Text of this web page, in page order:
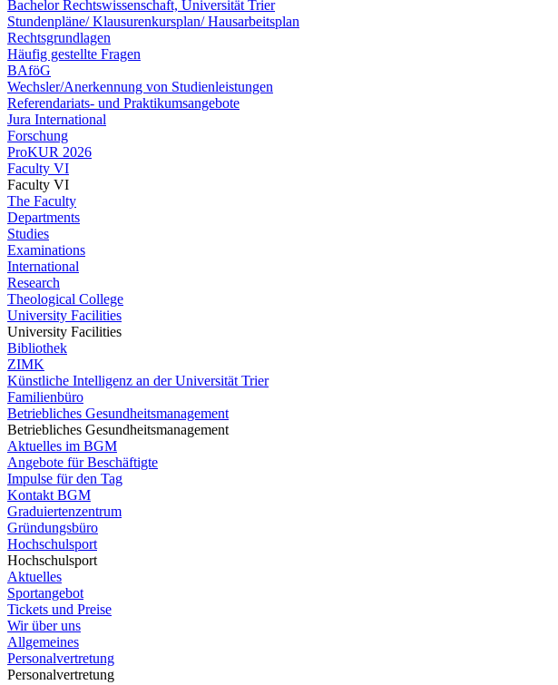
Bachelor Rechtswissenschaft, Universität Trier
Stundenpläne/ Klausurenkursplan/ Hausarbeitsplan
Rechtsgrundlagen
Häufig gestellte Fragen
BAföG
Wechsler/Anerkennung von Studienleistungen
Referendariats- und Praktikumsangebote
Jura International
Forschung
ProKUR 2026
Faculty VI
Faculty VI
The Faculty
Departments
Studies
Examinations
International
Research
Theological College
University Facilities
University Facilities
Bibliothek
ZIMK
Künstliche Intelligenz an der Universität Trier
Familienbüro
Betriebliches Gesundheitsmanagement
Betriebliches Gesundheitsmanagement
Aktuelles im BGM
Angebote für Beschäftigte
Impulse für den Tag
Kontakt BGM
Graduiertenzentrum
Gründungsbüro
Hochschulsport
Hochschulsport
Aktuelles
Sportangebot
Tickets und Preise
Wir über uns
Allgemeines
Personalvertretung
Personalvertretung